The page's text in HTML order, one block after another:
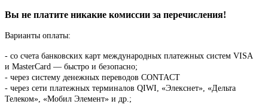
Вы не платите никакие комиссии за перечисления!
Варианты оплаты:
- со счета банковских карт международных платежных систем VISA
и MasterCard — быстро и безопасно;
- через систему денежных переводов CONTACT
- через сети платежных терминалов QIWI, «Элекснет», «Дельта
Телеком», «Мобил Элемент» и др.;